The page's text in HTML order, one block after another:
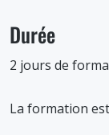
Durée
2 jours de
La formation